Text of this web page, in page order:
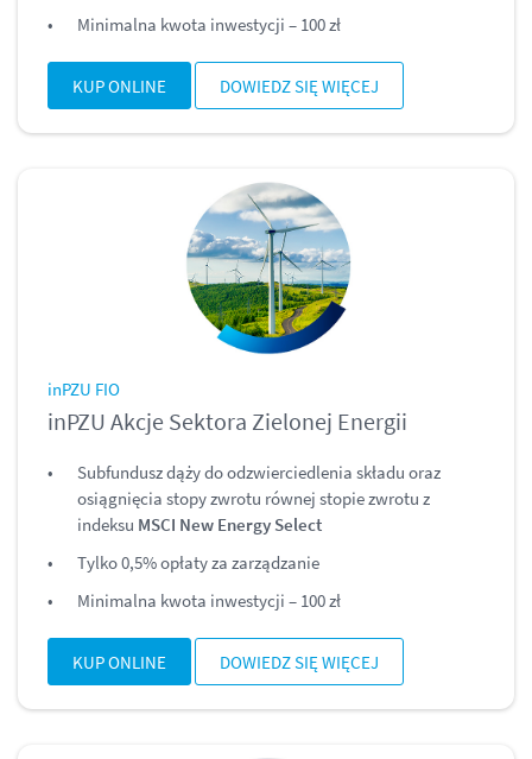
Minimalna kwota inwestycji – 100 zł
KUP ONLINE DOWIEDZ SIĘ WIĘCEJ
inPZU FIO
inPZU Akcje Sektora Zielonej Energii
Subfundusz dąży do odzwierciedlenia składu oraz
osiągnięcia stopy zwrotu równej stopie zwrotu z
indeksu MSCI New Energy Select
Tylko 0,5% opłaty za zarządzanie
Minimalna kwota inwestycji – 100 zł
KUP ONLINE DOWIEDZ SIĘ WIĘCEJ